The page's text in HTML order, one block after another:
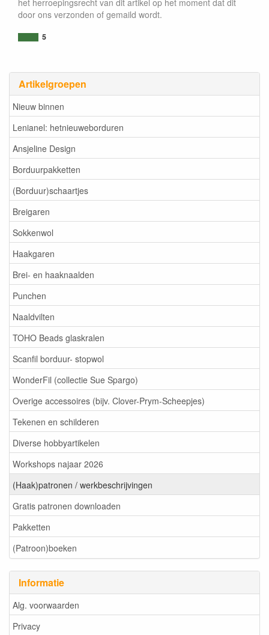
Artikelgroepen
Nieuw binnen
Lenianel: hetnieuweborduren
Ansjeline Design
Borduurpakketten
(Borduur)schaartjes
Breigaren
Sokkenwol
Haakgaren
Brei- en haaknaalden
Punchen
Naaldvilten
TOHO Beads glaskralen
Scanfil borduur- stopwol
WonderFil (collectie Sue Spargo)
Overige accessoires (bijv. Clover-Prym-Scheepjes)
Tekenen en schilderen
Diverse hobbyartikelen
Workshops najaar 2026
(Haak)patronen / werkbeschrijvingen
Gratis patronen downloaden
Pakketten
(Patroon)boeken
Informatie
Alg. voorwaarden
Privacy
het herroepingsrecht van dit artikel op het moment dat dit
door ons verzonden of gemaild wordt.
5